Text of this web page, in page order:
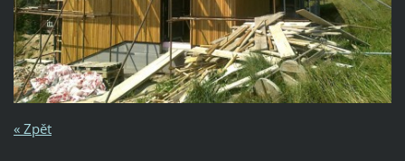
« Zpět